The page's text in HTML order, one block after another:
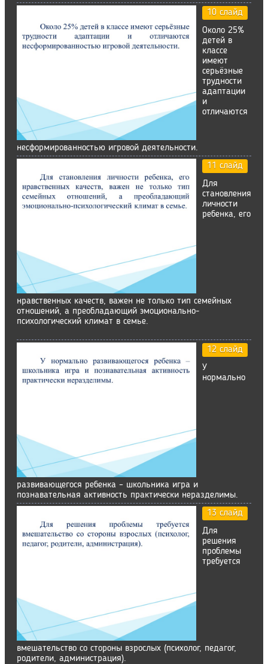
10 слайд
Около 25%
детей в
классе
имеют
серьёзные
трудности
адаптации
и
отличаются
несформированностью игровой деятельности.
11 слайд
Для
становления
личности
ребенка, его
нравственных качеств, важен не только тип семейных
отношений, а преобладающий эмоционально-
психологический климат в семье.
12 слайд
У
нормально
развивающегося ребенка – школьника игра и
познавательная активность практически неразделимы.
13 слайд
Для
решения
проблемы
требуется
вмешательство со стороны взрослых (психолог, педагог,
родители, администрация).